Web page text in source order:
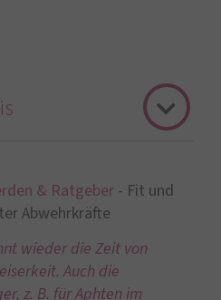
& Ratgeber- Fit und
Abwehrkräfte
wieder die Zeit von
Auch die
z. B. für Aphten im